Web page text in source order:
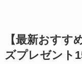
【最新おすす
ズプレゼント